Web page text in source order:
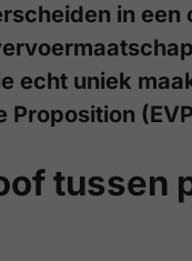
in
echt uniek
Proposition
tussen